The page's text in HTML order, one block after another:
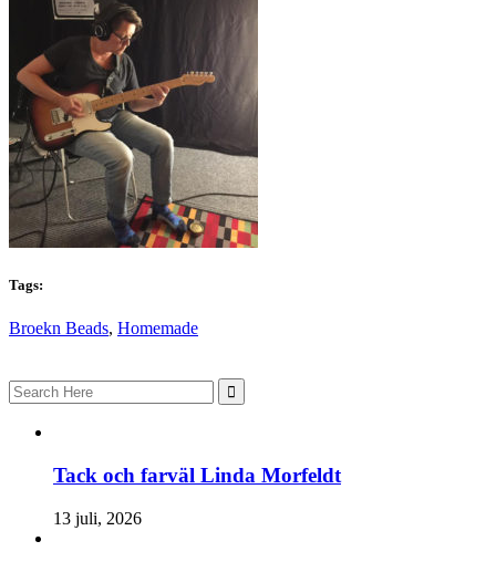
Tags:
Broekn Beads, Homemade
Search
for:
Tack och farväl Linda Morfeldt
13 juli, 2026